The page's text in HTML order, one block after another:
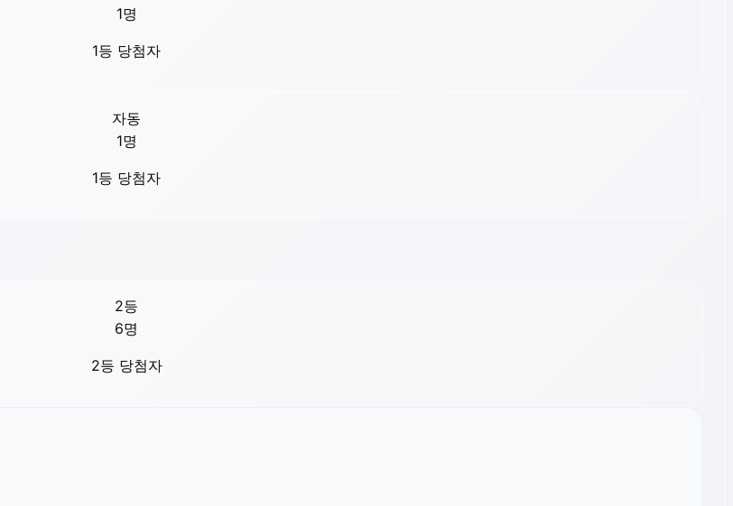
1명
1등 당첨자
자동
1명
1등 당첨자
2등
6명
2등 당첨자